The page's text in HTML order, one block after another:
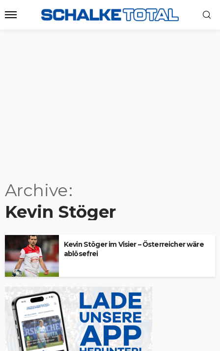
Archive
Kevin Stöger
Kevin Stöger im Visier – Österreicher wäre
ablösefrei